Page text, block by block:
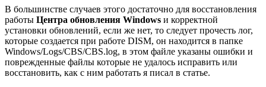
В большинстве случаев этого достаточно для восстановления
работы Центра обновления Windows и корректной
установки обновлений, если же нет, то следует прочесть лог,
которые создается при работе DISM, он находится в папке
Windows/Logs/CBS/CBS.log, в этом файле указаны ошибки и
поврежденные файлы которые не удалось исправить или
восстановить, как с ним работать я писал в статье.